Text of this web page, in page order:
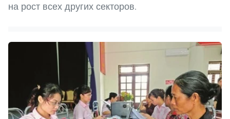
на рост всех других секторов.